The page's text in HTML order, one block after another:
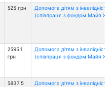
525 грн
Допомога дітям з інвалідністю
(співпраця з фондом Майя
2595.1
грн
Допомога дітям з інвалідністю
(співпраця з фондом Майя
5837.5
Допомога дітям з інвалідністю